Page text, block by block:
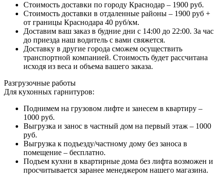
Стоимость доставки по городу Краснодар – 1900 руб.
Стоимость доставки в отдаленные районы – 1900 руб +
от границы Краснодара 40 руб/км.
Доставим ваш заказ в будние дни с 14:00 до 22:00. За час
до приезда наш водитель с вами свяжется.
Доставку в другие города сможем осуществить
транспортной компанией. Стоимость будет рассчитана
исходя из веса и объема вашего заказа.
Разгрузочные работы
Для кухонных гарнитуров:
Поднимем на грузовом лифте и занесем в квартиру –
1000 руб.
Выгрузка и занос в частный дом на первый этаж – 1000
руб.
Выгрузка к подъезду/частному дому без заноса в
помещение – бесплатно.
Подъем кухни в квартирные дома без лифта возможен и
просчитывается заранее менеджером нашего магазина.